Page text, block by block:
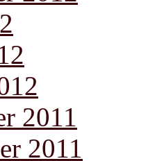
2011
2011